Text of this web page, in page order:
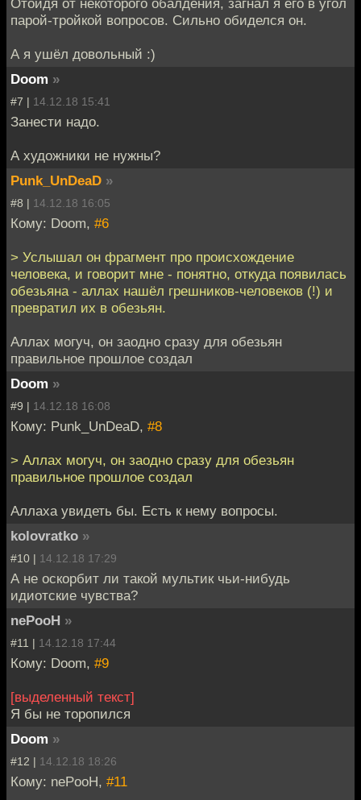
парой-тройкой вопросов. Сильно обиделся он.
А я ушёл довольный :)
Doom »
#7 | 14.12.18 15:41
Занести надо.
А художники не нужны?
Punk_UnDeaD »
#8 | 14.12.18 16:05
Кому: Doom, #6
> Услышал он фрагмент про происхождение
человека, и говорит мне - понятно, откуда появилась
обезьяна - аллах нашёл грешников-человеков (!) и
превратил их в обезьян.
Аллах могуч, он заодно сразу для обезьян
правильное прошлое создал
Doom »
#9 | 14.12.18 16:08
Кому: Punk_UnDeaD, #8
> Аллах могуч, он заодно сразу для обезьян
правильное прошлое создал
Аллаха увидеть бы. Есть к нему вопросы.
kolovratko »
#10 | 14.12.18 17:29
А не оскорбит ли такой мультик чьи-нибудь
идиотские чувства?
nePooH »
#11 | 14.12.18 17:44
Кому: Doom, #9
[выделенный текст]
Я бы не торопился
Doom »
#12 | 14.12.18 18:26
Кому: nePooH, #11